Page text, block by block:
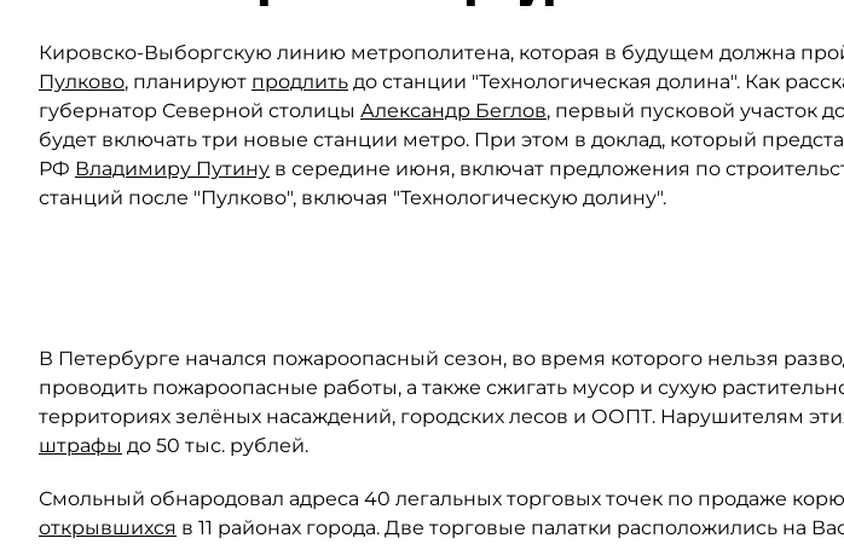
Кировско-Выборгскую линию метрополитена, которая в будущем должна
Пулково, планируют продлить до станции "Технологическая долина". Как
губернатор Северной столицы Александр Беглов, первый пусковой участок
будет включать три новые станции метро. При этом в доклад, который
РФ Владимиру Путину в середине июня, включат предложения по
станций после "Пулково", включая "Технологическую долину".
В Петербурге начался пожароопасный сезон, во время которого нельзя
проводить пожароопасные работы, а также сжигать мусор и сухую
территориях зелёных насаждений, городских лесов и ООПТ. Нарушителям
штрафы до 50 тыс. рублей.
Смольный обнародовал адреса 40 легальных торговых точек по продаже
открывшихся в 11 районах города. Две торговые палатки расположились на